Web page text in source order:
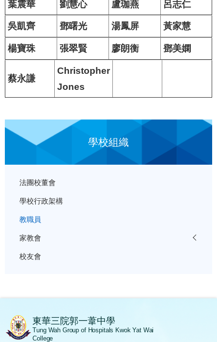
葉震華 劉慧心 盧珈燕 呂志仁
吳凱齊 鄧曙光 湯鳳屏 黃家慧
楊寶珠 張翠賢 廖朗衡 鄧美嫻
蔡永謙
Christopher
Jones
學校組織
法團校董會
學校行政架構
教職員
家教會
校友會
東華三院郭一葦中學
Tung Wah Group of Hospitals Kwok Yat Wai
College